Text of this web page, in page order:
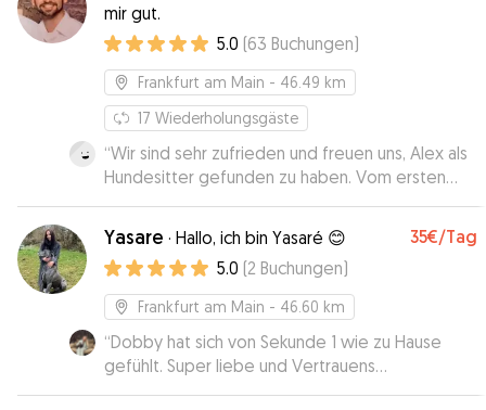
mir gut.
5.0 (63 Buchungen)
Frankfurt am Main - 46.49 km
17 Wiederholungsgäste
“Wir sind sehr zufrieden und freuen uns, Alex als
Hundesitter gefunden zu haben. Vom ersten
Kennenlernen bis zur ersten Tagesbetreuung
lief alles professionell, freundlich und
unkompliziert.”
Yasare · Hallo, ich bin Yasaré 😊 35€/Tag
5.0 (2 Buchungen)
Frankfurt am Main - 46.60 km
“Dobby hat sich von Sekunde 1 wie zu Hause
gefühlt. Super liebe und Vertrauens
Hundebetreuung! Jederzeit wieder”